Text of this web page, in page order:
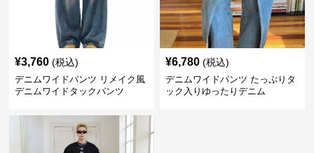
¥3,760 (税込)
デニムワイドパンツ リメイク風
デニムワイドタックパンツ
¥6,780 (税込)
デニムワイドパンツ たっぷりタ
ック入りゆったりデニム